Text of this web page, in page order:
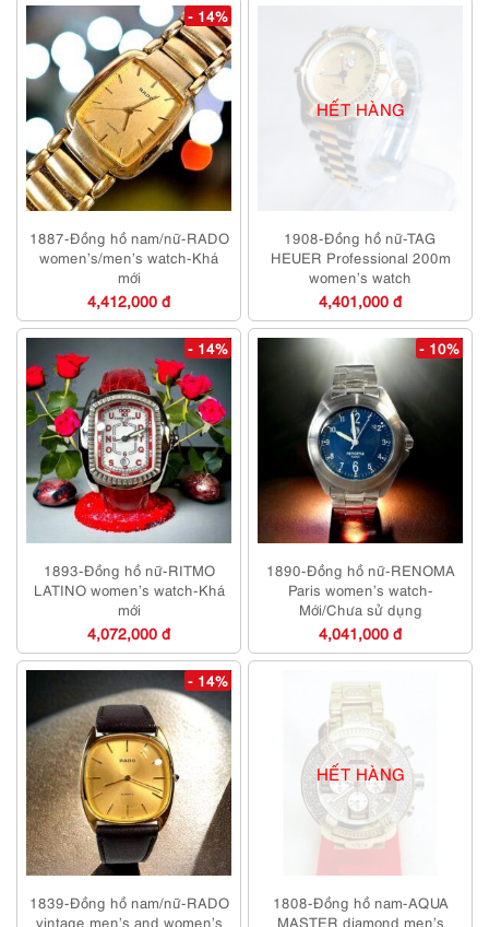
- 14%
1887-Đồng hồ nam/nữ-RADO
women’s/men’s watch-Khá
mới
4,412,000 đ
HẾT HÀNG
1908-Đồng hồ nữ-TAG
HEUER Professional 200m
women’s watch
4,401,000 đ
- 14%
1893-Đồng hồ nữ-RITMO
LATINO women’s watch-Khá
mới
4,072,000 đ
- 10%
1890-Đồng hồ nữ-RENOMA
Paris women’s watch-
Mới/Chưa sử dụng
4,041,000 đ
- 14%
1839-Đồng hồ nam/nữ-RADO
vintage men’s and women’s
HẾT HÀNG
1808-Đồng hồ nam-AQUA
MASTER diamond men’s